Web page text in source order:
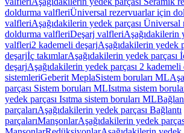
doldurma valfleriÜniversal rezervuarlar için
valfleriAşağıdakilerin yedek parçası
doldurma valfleriDeşarj valfleriAşağıdakilerin
valfleri2 kademeli deşarjAşağıdakilerin yedek
deşarjİç takımlarAşağıdakilerin yedek parçası
deşarjAşağıdakilerin yedek parçası 2 kademeli
sistemleriGeberit MeplaSistem boruları ML
parçası Sistem boruları MLIsıtma sistem
yedek parçası Isıtma sistem boruları ML
parçalarıAşağıdakilerin yedek parçası Bağlantı
parçalarıManşonlarAşağıdakilerin yedek